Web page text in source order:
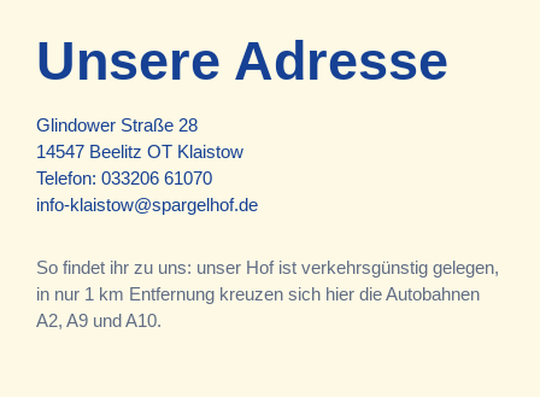
Unsere Adresse
Glindower Straße 28
14547 Beelitz OT Klaistow
Telefon: 033206 61070
info-klaistow@spargelhof.de
So findet ihr zu uns: unser Hof ist verkehrsgünstig gelegen,
in nur 1 km Entfernung kreuzen sich hier die Autobahnen
A2, A9 und A10.